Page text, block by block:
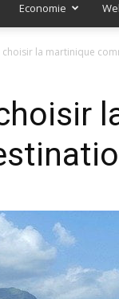
Economie
la martinique